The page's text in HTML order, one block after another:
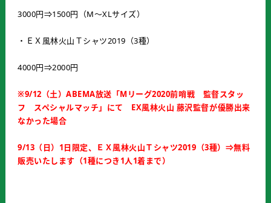
3000円⇒1500円（M～XLサイズ）
・ＥＸ風林火山Ｔシャツ2019（3種）
4000円⇒2000円
※9/12（土）ABEMA放送「Mリーグ2020前哨戦 監督スタッ
フ スペシャルマッチ」にて EX風林火山 藤沢監督が優勝出来
なかった場合
9/13（日）1日限定、ＥＸ風林火山Ｔシャツ2019（3種）⇒無料
販売いたします（1種につき1人1着まで）